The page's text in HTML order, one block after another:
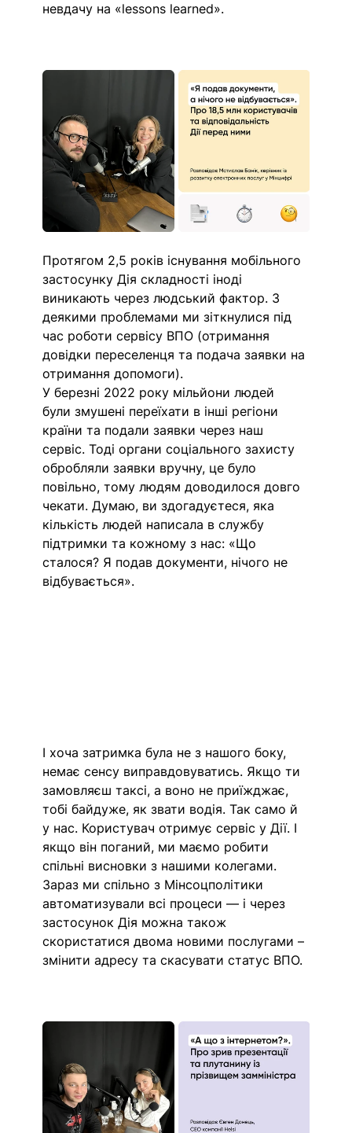
невдачу на «lessons learned».
Протягом 2,5 років існування мобільного
застосунку Дія складності іноді
виникають через людський фактор. З
деякими проблемами ми зіткнулися під
час роботи сервісу ВПО (отримання
довідки переселенця та подача заявки на
отримання допомоги).
У березні 2022 року мільйони людей
були змушені переїхати в інші регіони
країни та подали заявки через наш
сервіс. Тоді органи соціального захисту
обробляли заявки вручну, це було
повільно, тому людям доводилося довго
чекати. Думаю, ви здогадуєтеся, яка
кількість людей написала в службу
підтримки та кожному з нас: «Що
сталося? Я подав документи, нічого не
відбувається».
І хоча затримка була не з нашого боку,
немає сенсу виправдовуватись. Якщо ти
замовляєш таксі, а воно не приїжджає,
тобі байдуже, як звати водія. Так само й
у нас. Користувач отримує сервіс у Дії. І
якщо він поганий, ми маємо робити
спільні висновки з нашими колегами.
Зараз ми спільно з Мінсоцполітики
автоматизували всі процеси — і через
застосунок Дія можна також
скористатися двома новими послугами –
змінити адресу та скасувати статус ВПО.